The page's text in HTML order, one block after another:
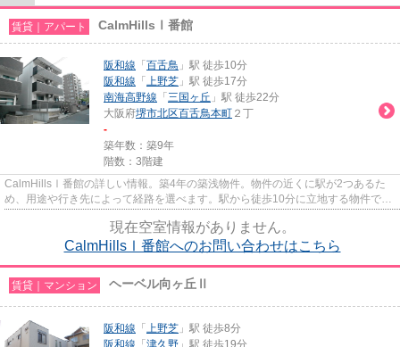
賃貸｜アパート CalmHillsⅠ番館
阪和線 「 百舌鳥 」駅 徒歩10分
阪和線 「 上野芝 」駅 徒歩17分
南海高野線 「 三国ヶ丘 」駅 徒歩22分
大阪府堺市北区百舌鳥本町 ２丁
-
築年数：築9年
階数：3階建
CalmHillsⅠ番館の詳しい情報。築4年の築浅物件。物件の近くに駅が2つあるた
め、用途や行き先によって経路を選べます。駅から徒歩10分に立地する物件で
現在空室情報がありません。
CalmHillsⅠ番館へのお問い合わせはこちら
賃貸｜マンション ヘーベル向ヶ丘Ⅱ
阪和線 「 上野芝 」駅 徒歩8分
阪和線 「 津久野 」駅 徒歩19分